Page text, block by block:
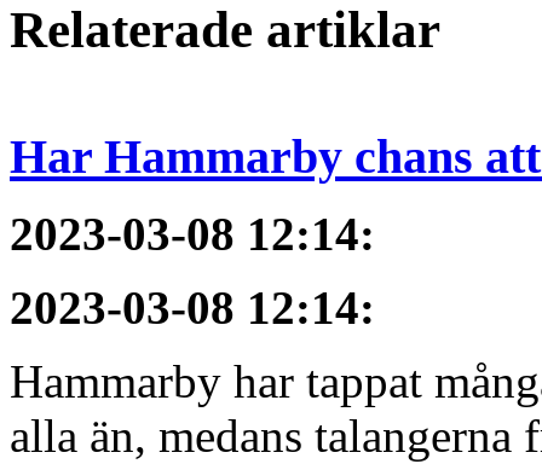
Relaterade artiklar
Har Hammarby chans
2023-03-08 12:14:
2023-03-08 12:14:
Hammarby har tappat
alla än, medans talangerna